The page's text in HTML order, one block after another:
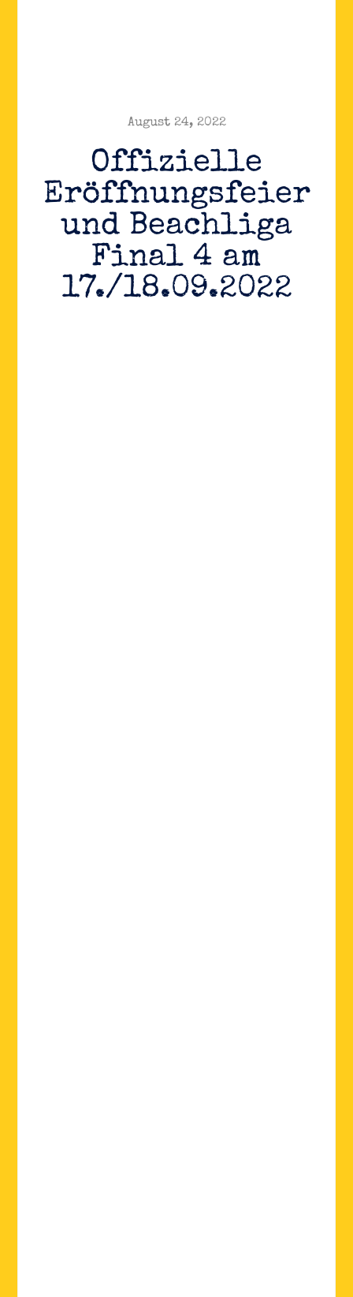
August 24, 2022
Offizielle
Eröffnungsfeier
und Beachliga
Final 4 am
17./18.09.2022